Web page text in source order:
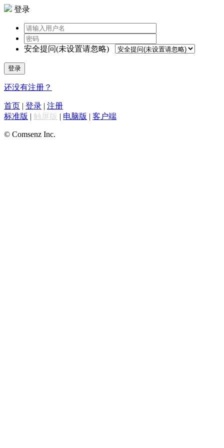
登录
安全提问(未设置请忽略)
登录
还没有注册？
首页 | 登录 | 注册
标准版 | 触屏版 | 电脑版 | 客户端
© Comsenz Inc.